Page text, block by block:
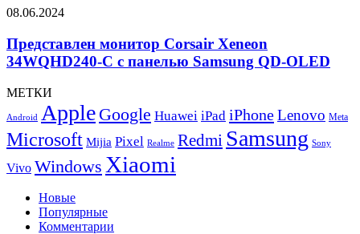
по
энергоэффективности
ЕС
Представлен
Corsair
Xeneon
34WQHD240-
с
панелью
Samsung
QD-
08.06.2024
Представлен монитор Corsair Xeneon
34WQHD240-C с панелью Samsung QD-OLED
МЕТКИ
Android Apple Google Huawei iPad iPhoneLenovo Meta
Microsoft Mijia Pixel Realme Redmi Samsung Sony
Vivo Windows Xiaomi
Новые
Популярные
Комментарии